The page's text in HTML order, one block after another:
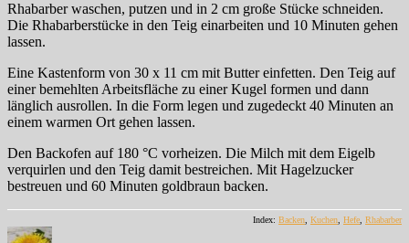
Rhabarber waschen, putzen und in 2 cm große Stücke schneiden.
Die Rhabarberstücke in den Teig einarbeiten und 10 Minuten gehen
lassen.
Eine Kastenform von 30 x 11 cm mit Butter einfetten. Den Teig auf
einer bemehlten Arbeitsfläche zu einer Kugel formen und dann
länglich ausrollen. In die Form legen und zugedeckt 40 Minuten an
einem warmen Ort gehen lassen.
Den Backofen auf 180 °C vorheizen. Die Milch mit dem Eigelb
verquirlen und den Teig damit bestreichen. Mit Hagelzucker
bestreuen und 60 Minuten goldbraun backen.
Index: Backen, Kuchen, Hefe, Rhabarber
Autor